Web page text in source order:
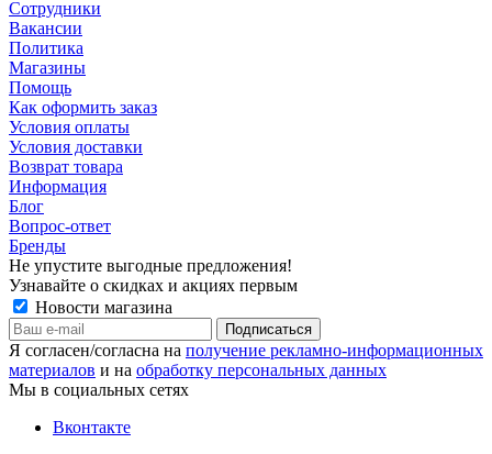
Сотрудники
Вакансии
Политика
Магазины
Помощь
Как оформить заказ
Условия оплаты
Условия доставки
Возврат товара
Информация
Блог
Вопрос-ответ
Бренды
Не упустите выгодные предложения!
Узнавайте о скидках и акциях первым
Новости магазина
Я согласен/согласна на получение рекламно-информационных
материалов и на обработку персональных данных
Мы в социальных сетях
Вконтакте